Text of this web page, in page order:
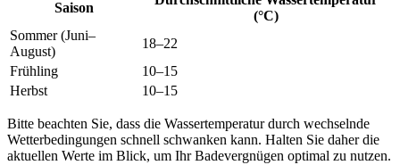
Saison
(°C)
Sommer (Juni–
August)
18–22
Frühling
10–15
Herbst
10–15
Bitte beachten Sie, dass die Wassertemperatur durch wechselnde
Wetterbedingungen schnell schwanken kann. Halten Sie daher die
aktuellen Werte im Blick, um Ihr Badevergnügen optimal zu nutzen.